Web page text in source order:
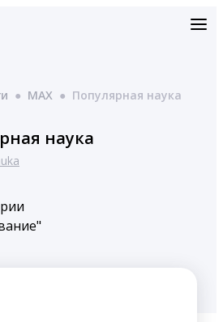
● MAX ● Популярная наука
наука